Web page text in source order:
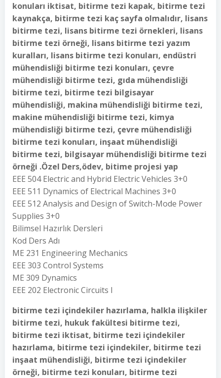
konuları iktisat, bitirme tezi kapak, bitirme tezi
kaynakça, bitirme tezi kaç sayfa olmalıdır, lisans
bitirme tezi, lisans bitirme tezi örnekleri, lisans
bitirme tezi örneği, lisans bitirme tezi yazım
kuralları, lisans bitirme tezi konuları, endüstri
mühendisliği bitirme tezi konuları, çevre
mühendisliği bitirme tezi, gıda mühendisliği
bitirme tezi, bitirme tezi bilgisayar
mühendisliği, makina mühendisliği bitirme tezi,
makine mühendisliği bitirme tezi, kimya
mühendisliği bitirme tezi, çevre mühendisliği
bitirme tezi konuları, inşaat mühendisliği
bitirme tezi, bilgisayar mühendisliği bitirme tezi
örneği .Özel Ders,ödev, bitime projesi yap
EEE 504 Electric and Hybrid Electric Vehicles 3+0
EEE 511 Dynamics of Electrical Machines 3+0
EEE 512 Analysis and Design of Switch-Mode Power
Supplies 3+0
Bilimsel Hazırlık Dersleri
Kod Ders Adı
ME 231 Engineering Mechanics
EEE 303 Control Systems
ME 309 Dynamics
EEE 202 Electronic Circuits I
bitirme tezi içindekiler hazırlama, halkla ilişkiler
bitirme tezi, hukuk fakültesi bitirme tezi,
bitirme tezi iktisat, bitirme tezi içindekiler
hazırlama, bitirme tezi içindekiler, bitirme tezi
inşaat mühendisliği, bitirme tezi içindekiler
örneği, bitirme tezi konuları, bitirme tezi